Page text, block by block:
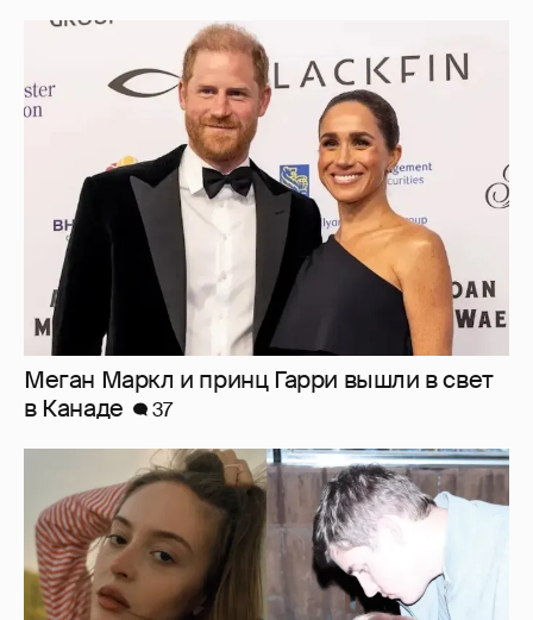
Меган Маркл и принц Гарри вышли в свет
в Канаде
Внучка Никиты Михалкова Наталья с
мужем и сыном отдыхает на яхте